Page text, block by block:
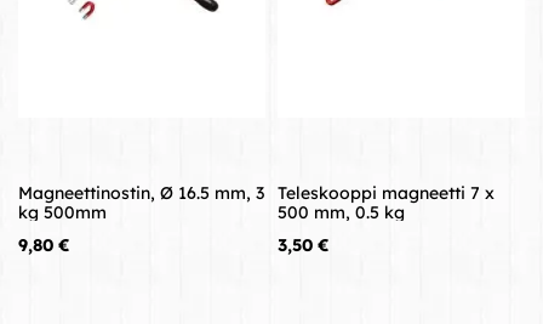
Magneettinostin, Ø 16.5 mm, 3
kg 500mm
Hinta
9,80 €
Teleskooppi magneetti 7 x
500 mm, 0.5 kg
Hinta
3,50 €